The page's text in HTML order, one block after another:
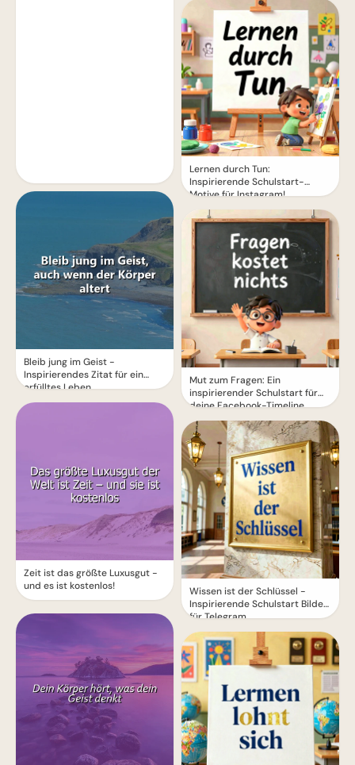
Bleib jung im Geist -
Inspirierendes Zitat für ein
erfülltes Leben
Zeit ist das größte Luxusgut -
und es ist kostenlos!
Lernen durch Tun:
Inspirierende Schulstart-
Motive für Instagram!
Mut zum Fragen: Ein
inspirierender Schulstart für
deine Facebook-Timeline
Wissen ist der Schlüssel -
Inspirierende Schulstart Bilder
für Telegram